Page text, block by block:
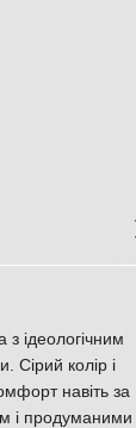
ідеологічним
Сірий колір і
навіть за
і продуманими